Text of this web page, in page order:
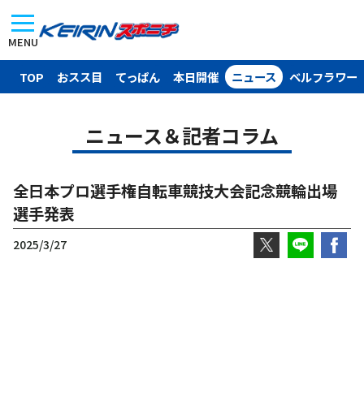
MENU
TOP おスス目 てっぱん 本日開催 ニュース ベルフラワー
ニュース＆記者コラム
全日本プロ選手権自転車競技大会記念競輪出場
選手発表
2025/3/27